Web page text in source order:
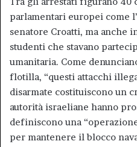
parlamentari europei come
senatore Croatti, ma anche
studenti che stavano
umanitaria. Come
flotilla, “questi attacchi
disarmate costituiscono un
autorità israeliane hanno
definiscono una
per mantenere il blocco